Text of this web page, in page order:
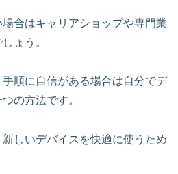
合はキャリアショップや専門業
ょう。
順に自信がある場合は自分でデ
の方法です。
しいデバイスを快適に使うため